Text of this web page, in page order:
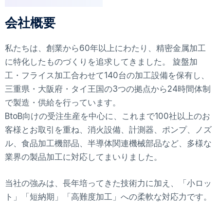
会社概要
私たちは、創業から60年以上にわたり、精密金属加工
に特化したものづくりを追求してきました。 旋盤加
工・フライス加工合わせて140台の加工設備を保有し、
三重県・大阪府・タイ王国の3つの拠点から24時間体制
で製造・供給を行っています。
BtoB向けの受注生産を中心に、これまで100社以上のお
客様とお取引を重ね、消火設備、計測器、ポンプ、ノズ
ル、食品加工機部品、半導体関連機械部品など、多様な
業界の製品加工に対応してまいりました。
当社の強みは、長年培ってきた技術力に加え、「小ロッ
ト」「短納期」「高難度加工」への柔軟な対応力です。